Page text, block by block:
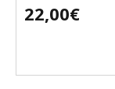
22,00€